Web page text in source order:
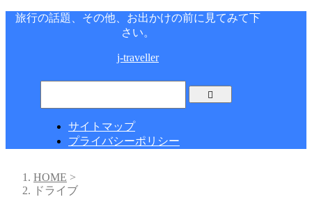
旅行の話題、その他、お出かけの前に見てみて下
さい。
j-traveller
サイトマップ
プライバシーポリシー
HOME >
ドライブ